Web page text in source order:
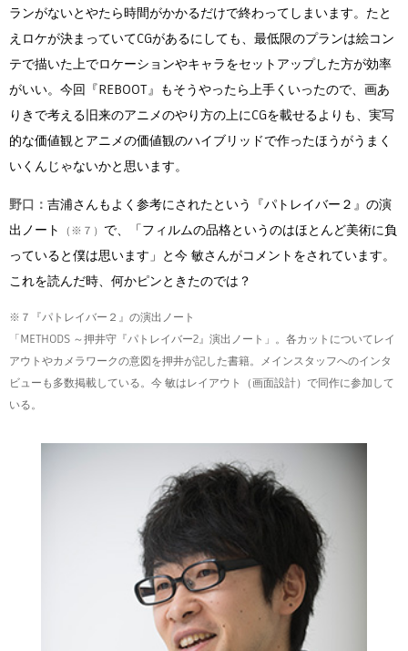
ランがないとやたら時間がかかるだけで終わってしまいます。たと
えロケが決まっていてCGがあるにしても、最低限のプランは絵コン
テで描いた上でロケーションやキャラをセットアップした方が効率
がいい。今回『REBOOT』もそうやったら上手くいったので、画あ
りきで考える旧来のアニメのやり方の上にCGを載せるよりも、実写
的な価値観とアニメの価値観のハイブリッドで作ったほうがうまく
いくんじゃないかと思います。
野口： 吉浦さんもよく参考にされたという『パトレイバー２』の演
出ノート （※７） で、「フィルムの品格というのはほとんど美術に負
っていると僕は思います」と今 敏さんがコメントをされています。
これを読んだ時、何かピンときたのでは？
※７『パトレイバー２』の演出ノート
「METHODS ～押井守『パトレイバー2』演出ノート」。各カットについてレイ
アウトやカメラワークの意図を押井が記した書籍。メインスタッフへのインタ
ビューも多数掲載している。今 敏はレイアウト（画面設計）で同作に参加して
いる。